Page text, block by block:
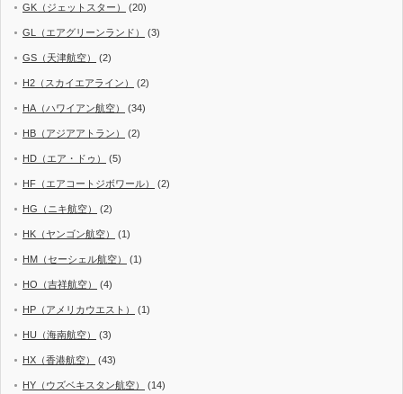
GK（ジェットスター） (20)
GL（エアグリーンランド） (3)
GS（天津航空） (2)
H2（スカイエアライン） (2)
HA（ハワイアン航空） (34)
HB（アジアアトラン） (2)
HD（エア・ドゥ） (5)
HF（エアコートジボワール） (2)
HG（ニキ航空） (2)
HK（ヤンゴン航空） (1)
HM（セーシェル航空） (1)
HO（吉祥航空） (4)
HP（アメリカウエスト） (1)
HU（海南航空） (3)
HX（香港航空） (43)
HY（ウズベキスタン航空） (14)